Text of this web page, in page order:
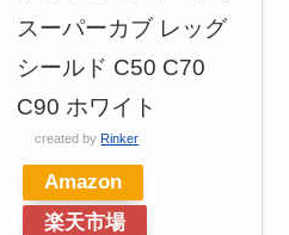
スーパーカブ レッグ
シールド C50 C70
C90 ホワイト
created by Rinker
Amazon
楽天市場